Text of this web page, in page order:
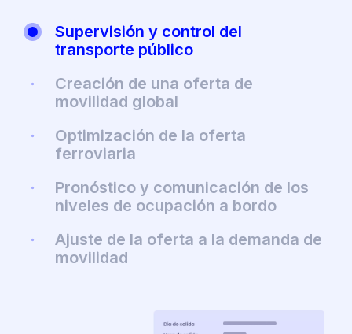
Supervisión y control del
transporte público
Creación de una oferta de
movilidad global
Optimización de la oferta
ferroviaria
Pronóstico y comunicación de los
niveles de ocupación a bordo
Ajuste de la oferta a la demanda de
movilidad